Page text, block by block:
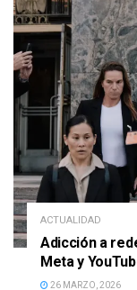
ACTUALIDAD
Adicción a
Meta y
26 MARZO, 2026